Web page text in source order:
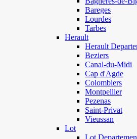
Bareges
Lourdes
Tarbes
Herault
Herault
Beziers
Canal-du-Midi
Cap d'Agde
Colombiers
Montpellier
Pezenas
Saint-Privat
Vieussan
Lot
Lot